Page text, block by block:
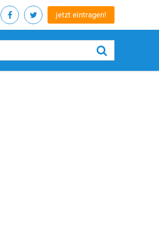
jetzt eintragen!